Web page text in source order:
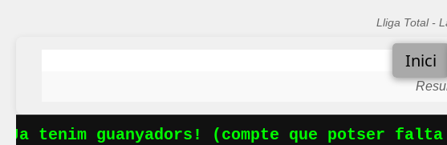
Lliga Total -
Inici
tenim guanyadors! (compte que potser falta